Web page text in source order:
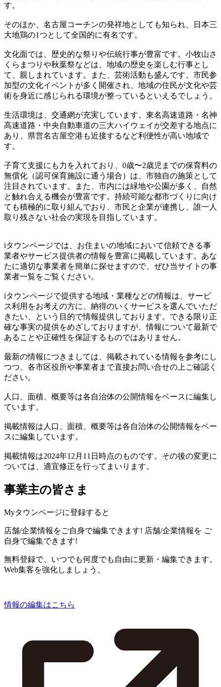
す。
そのほか、名古屋コーチンの発祥地としても知られ、日本三
大地鶏の1つとして全国的に有名です。
文化面では、歴史的な祭りや伝統行事が豊富です。小牧山さ
くらまつりや秋葉祭などは、地域の歴史を楽しむ行事とし
て、親しまれています。また、芸術活動も盛んです。市民参
加型の文化イベントが多く開催され、地域の住民が文化や芸
術を身近に感じられる環境が整っているといえるでしょう。
生活環境は、交通網が充実しています。東名高速道路・名神
高速道路・中央自動車道の三大ハイウェイが交差する地点に
あり、県営名古屋空港も近接するなど利便性が高い地域で
す。
子育て支援にも力を入れており、0歳〜2歳児までの保育料の
無償化（認可保育施設に通う場合）は、市独自の施策として
注目されています。また、市内には緑地や公園が多く、自然
と触れ合える機会が豊富です。持続可能な都市づくりに向け
ても積極的に取り組んでおり、市民と企業が連携し、誰一人
取り残さない社会の実現を目指しています。
iタウンページでは、お住まいの地域において信頼できる事
業者やサービス提供者の情報を豊富に掲載しています。あな
たに適切な事業者を簡単に探せますので、ぜひ当サイトの事
業者一覧をご覧ください。
iタウンページで提供する地域・業種などの情報は、サービ
ス利用をお考えの方に、納得のいくサービスを選んでいただ
きたい、という目的で情報提供しております。できる限り正
確な事実の提供をめざしておりますが、情報について最新で
あることや正確性を保証するものではありません。
最新の情報につきましては、掲載されている情報を参考にし
つつ、各市区役所や事業者まで直接お問い合せの上ご確認く
ださい。
人口、面積、概要等は各自治体の公開情報をベースに編集し
ています。
掲載情報は人口、面積、概要等は各自治体の公開情報をベー
スに編集しています。
掲載情報は2024年12月11日時点のものです。その後の変更に
ついては、適宜修正を行ってまいります。
事業主の皆さま
Myタウンページに登録すると
店舗/企業情報をご自身で編集できます! 店舗/企業情報を ご
自身で編集できます!
無料登録で、いつでも何度でも自由に更新・編集できます。
Web集客を強化しましょう。
情報の編集はこちら